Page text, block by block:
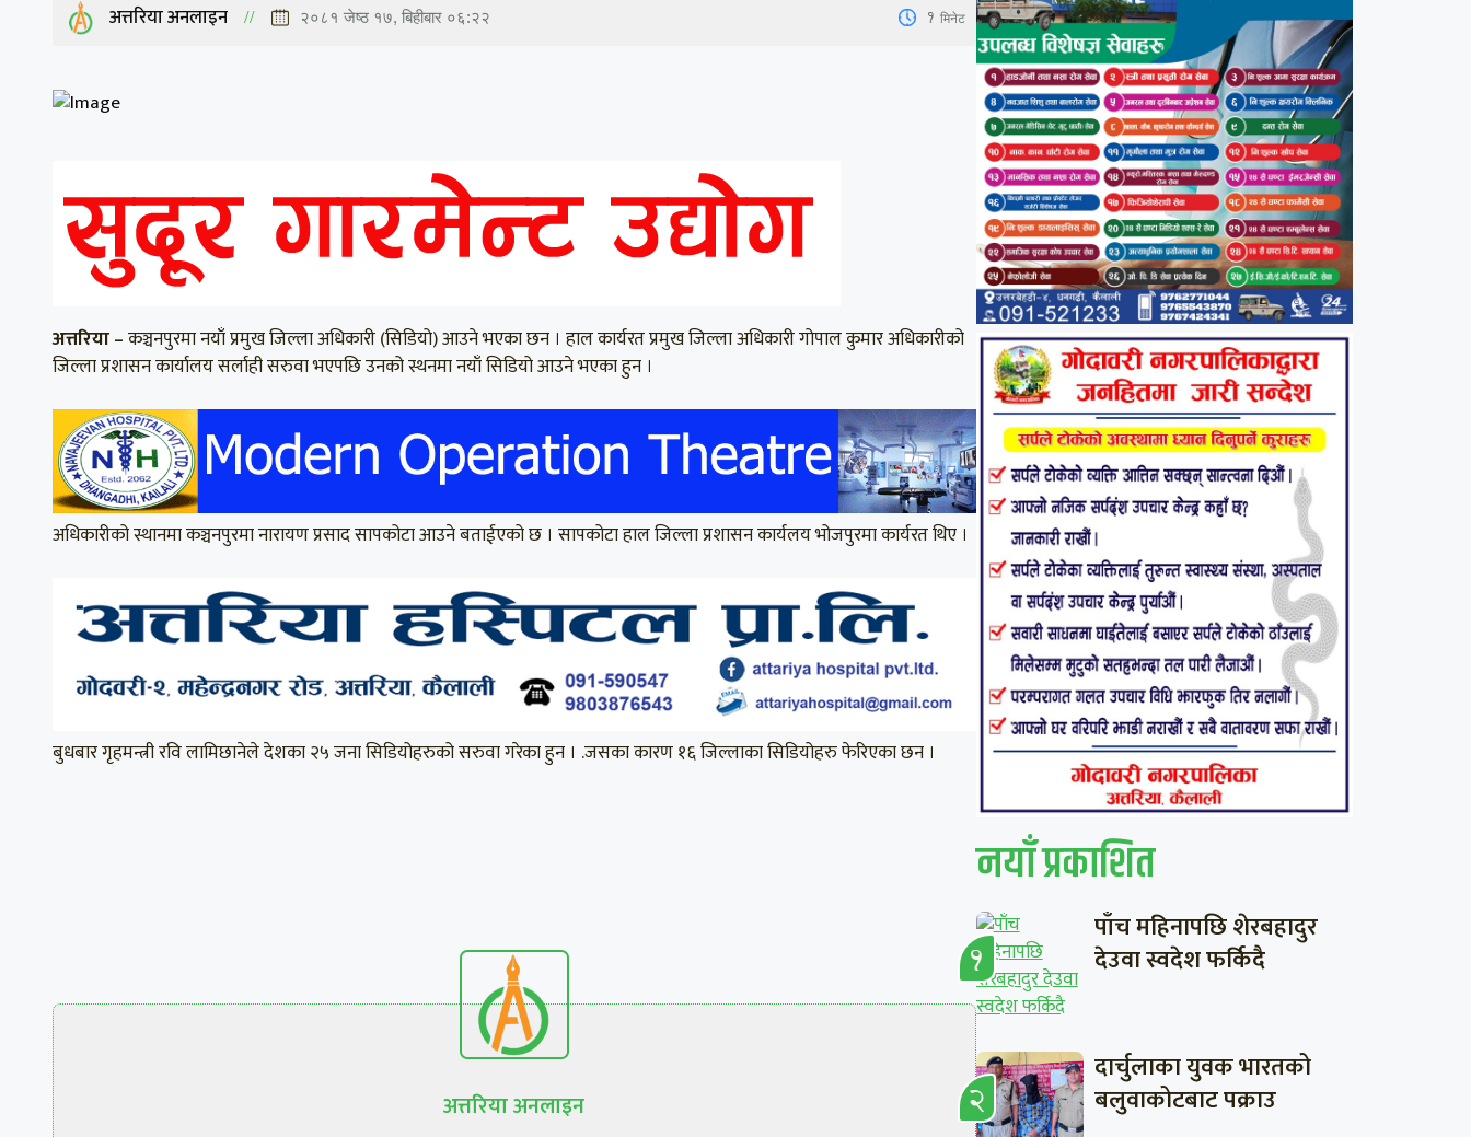
अत्तरिया अनलाइन २०८१ जेष्ठ १७, बिहीबार ०६:२२ 1 मिनेट
अत्तरिया –कञ्चनपुरमा नयाँ प्रमुख जिल्ला अधिकारी (सिडियो) आउने भएका छन । हाल कार्यरत प्रमुख जिल्ला अधिकारी गोपाल कुमार अधिकारीको
जिल्ला प्रशासन कार्यालय सर्लाही सरुवा भएपछि उनको स्थनमा नयाँ सिडियो आउने भएका हुन ।
अधिकारीको स्थानमा कञ्चनपुरमा नारायण प्रसाद सापकोटा आउने बताईएको छ । सापकोटा हाल जिल्ला प्रशासन कार्यलय भोजपुरमा कार्यरत थिए ।
बुधबार गृहमन्त्री रवि लामिछानेले देशका २५ जना सिडियोहरुको सरुवा गरेका हुन । .जसका कारण १६ जिल्लाका सिडियोहरु फेरिएका छन ।
अत्तरिया अनलाइन
नयाँ प्रकाशित
पाँच महिनापछि शेरबहादुर
देउवा स्वदेश फर्किदै
दार्चुलाका युवक भारतको
बलुवाकोटबाट पक्राउ